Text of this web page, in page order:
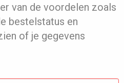
van de voordelen zoals
bestelstatus en
of je gegevens